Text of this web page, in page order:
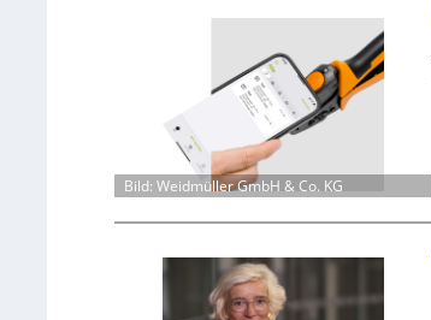
Bild: Weidmüller GmbH & Co. KG